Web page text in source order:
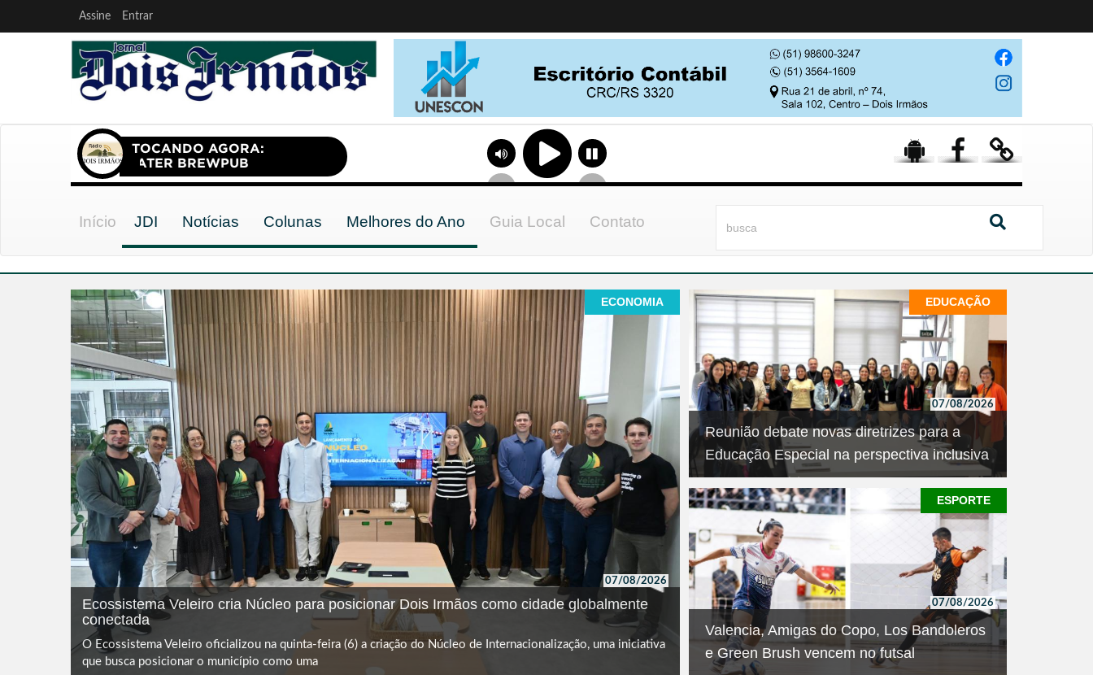
Assine Entrar
Início JDI Notícias Colunas Melhores do Ano Guia Local Contato
ECONOMIA
Ecossistema Veleiro cria Núcleo para posicionar Dois Irmãos como cidade globalmente
conectada
07/08/2026
O Ecossistema Veleiro oficializou na quinta-feira (6) a criação do Núcleo de Internacionalização, uma iniciativa
que busca posicionar o município como uma
EDUCAÇÃO
Reunião debate novas diretrizes para a
Educação Especial na perspectiva inclusiva
07/08/2026
Atendimento Educacional Especializado (AEE), em
parceria com o Conselho Municipal de Educaç
ESPORTE
Valencia, Amigas do Copo, Los Bandoleros
e Green Brush vencem no futsal
07/08/2026